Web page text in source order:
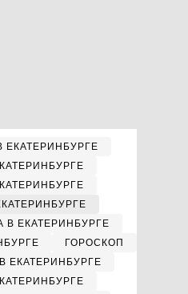
ЕКАТЕРИНБУРГЕ
В ЕКАТЕРИНБУРГЕ
ГОРОСКОП
ЕКАТЕРИНБУРГЕ